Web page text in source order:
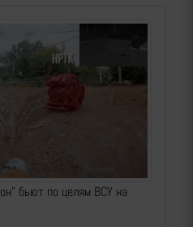
бьют по целям ВСУ на